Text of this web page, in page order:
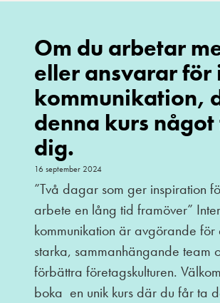
Om du arbetar
eller ansvarar för
kommunikation,
denna kurs
dig.
16 september 2024
”Två dagar som ger inspiration
arbete en lång tid framöver”
kommunikation är avgörande för
starka, sammanhängande team
förbättra företagskulturen.
boka en unik kurs där du får ta